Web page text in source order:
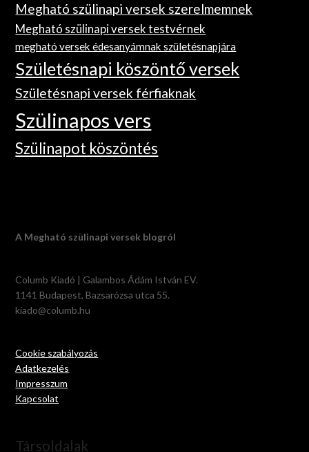
Megható szülinapi versek szerelmemnek
Megható szülinapi versek testvérnek
megható versek édesanyámnak születésnapjára
Születésnapi köszöntő versek
Születésnapi versek férfiaknak
Szülinapos vers
Szülinapot köszöntés
A Megható szülinapi versek blogról
Columb Kiadó | Galambos Ádám István EV.
1141 Budapest, Bazsarózsa utca 55.
kiado@columb.hu
Cookie szabályozás
Adatkezelés
Impresszum
Kapcsolat
Társoldalak